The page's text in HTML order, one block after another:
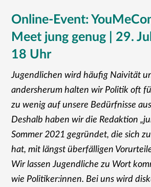
Online-Event:
Meet jung genug | 29.
18 Uhr
Jugendlichen wird häufig Naivität
andersherum halten wir Politik oft
zu wenig auf unsere Bedürfnisse
Deshalb haben wir die Redaktion
Sommer 2021 gegründet, die sich
hat, mit längst überfälligen
Wir lassen Jugendliche zu Wort
wie Politiker:innen. Bei uns wird